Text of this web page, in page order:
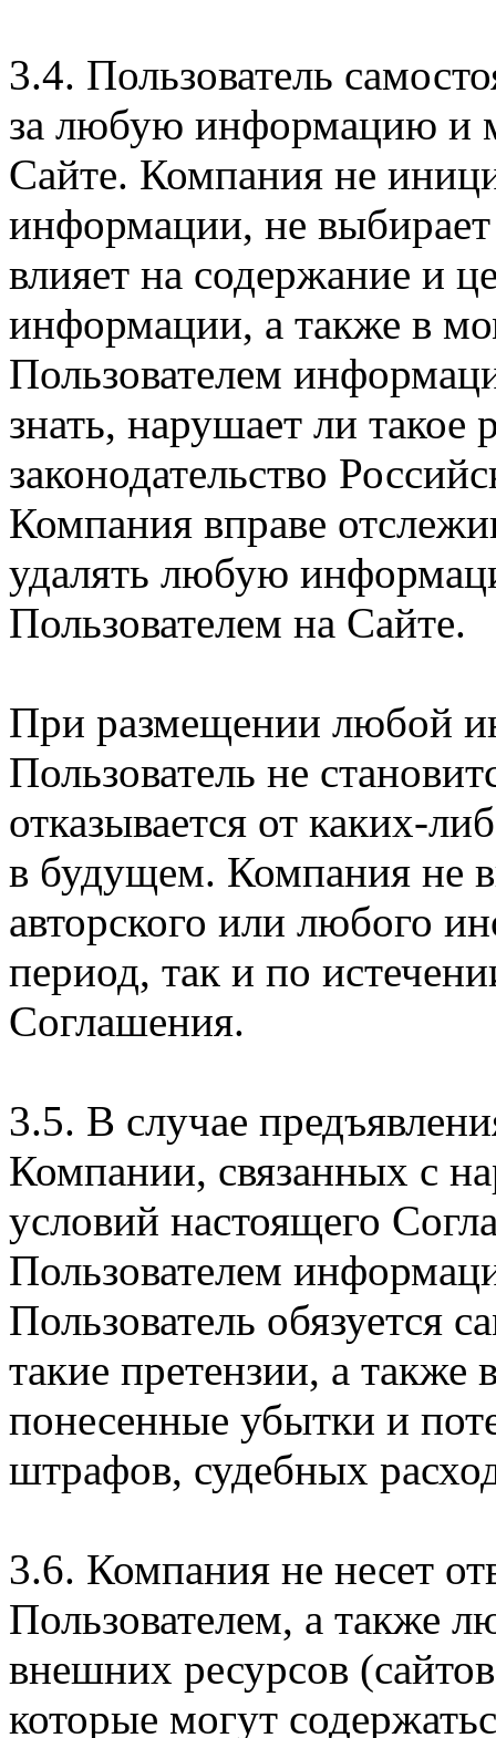
3.4. Пользователь
за любую информацию и
Сайте. Компания не
информации, не
влияет на содержание и
информации, а также в
Пользователем
знать, нарушает ли
законодательство
Компания вправе
удалять любую
Пользователем на Сайте.
При размещении любой
Пользователь не
отказывается от каких-
в будущем. Компания не
авторского или любого
период, так и по
Соглашения.
3.5. В случае
Компании, связанных с
условий настоящего
Пользователем
Пользователь обязуется
такие претензии, а также
понесенные убытки и
штрафов, судебных
3.6. Компания не несет
Пользователем, а также
внешних ресурсов
которые могут